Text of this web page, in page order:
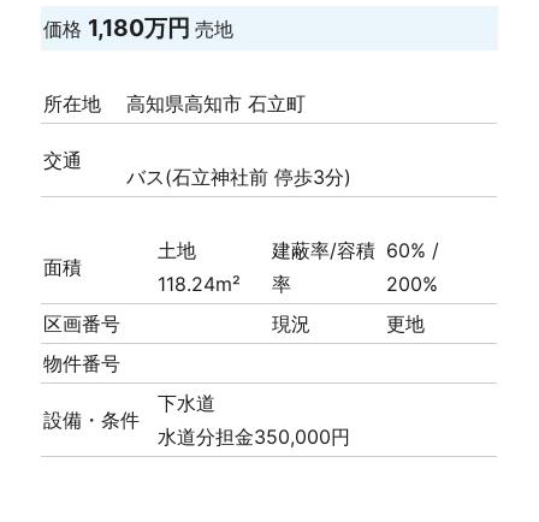
価格 1,180万円売地
所在地 高知県高知市 石立町
交通
バス(石立神社前 停歩3分)
面積
土地
118.24m²
建蔽率/容積
率
60% /
200%
区画番号
現況
更地
物件番号
設備・条件
下水道
水道分担金350,000円